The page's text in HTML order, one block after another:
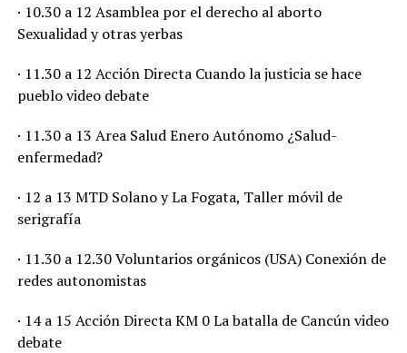
· 10.30 a 12 Asamblea por el derecho al aborto
Sexualidad y otras yerbas
· 11.30 a 12 Acción Directa Cuando la justicia se hace
pueblo video debate
· 11.30 a 13 Area Salud Enero Autónomo ¿Salud-
enfermedad?
· 12 a 13 MTD Solano y La Fogata, Taller móvil de
serigrafía
· 11.30 a 12.30 Voluntarios orgánicos (USA) Conexión de
redes autonomistas
· 14 a 15 Acción Directa KM 0 La batalla de Cancún video
debate